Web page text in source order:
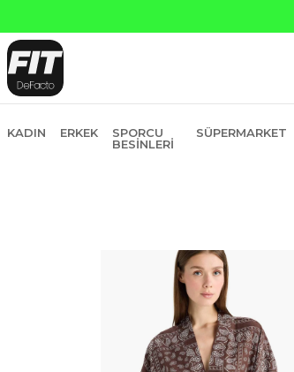
KADIN ERKEK
SPORCU
BESINLERI
SÜPERMARKET